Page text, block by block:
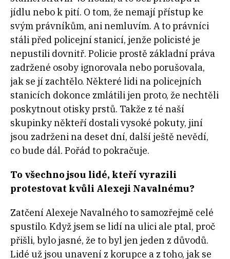
jídlu nebo k pití. O tom, že nemají přístup ke
svým právníkům, ani nemluvím. A to právníci
stáli před policejní stanicí, jenže policisté je
nepustili dovnitř. Policie prostě základní práva
zadržené osoby ignorovala nebo porušovala,
jak se jí zachtělo. Některé lidi na policejních
stanicích dokonce zmlátili jen proto, že nechtěli
poskytnout otisky prstů. Takže z té naší
skupinky někteří dostali vysoké pokuty, jiní
jsou zadrženi na deset dní, další ještě nevědí,
co bude dál. Pořád to pokračuje.
To všechno jsou lidé, kteří vyrazili
protestovat kvůli Alexeji Navalnému?
Zatčení Alexeje Navalného to samozřejmě celé
spustilo. Když jsem se lidí na ulici ale ptal, proč
přišli, bylo jasné, že to byl jen jeden z důvodů.
Lidé už jsou unavení z korupce a z toho, jak se